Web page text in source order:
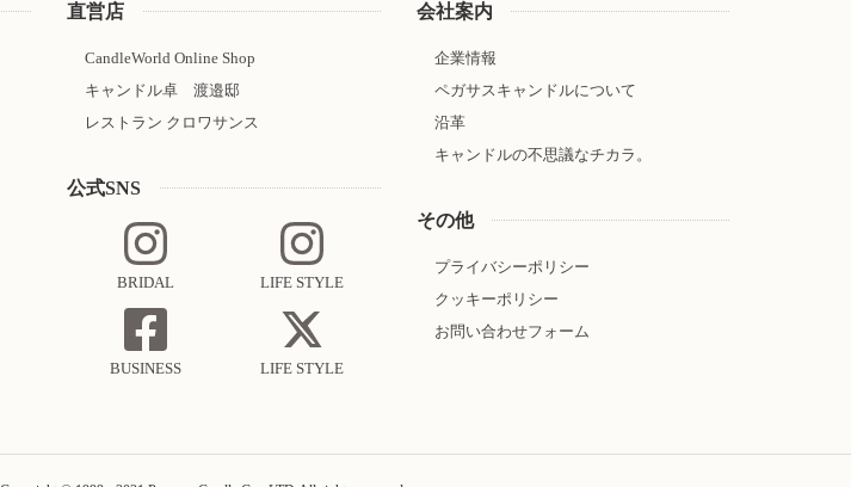
直営店
CandleWorld Online Shop
キャンドル卓 渡邉邸
レストラン クロワサンス
公式SNS
BRIDAL LIFE STYLE
BUSINESS LIFE STYLE
会社案内
企業情報
ペガサスキャンドルについて
沿革
キャンドルの不思議なチカラ。
その他
プライバシーポリシー
クッキーポリシー
お問い合わせフォーム